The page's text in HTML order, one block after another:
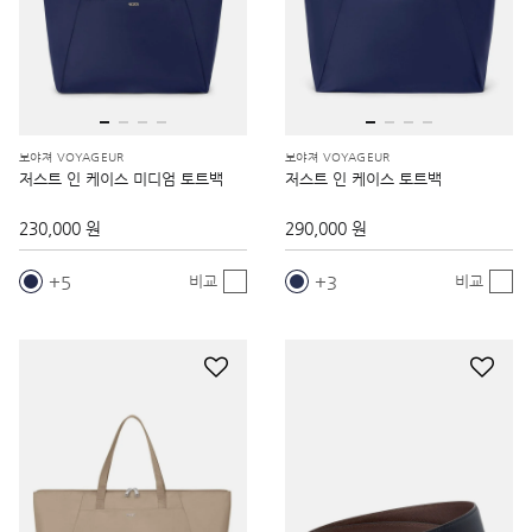
보야져 VOYAGEUR
저스트 인 케이스 미디엄 토트백
230,000 원
5 비교
보야져 VOYAGEUR
저스트 인 케이스 토트백
290,000 원
3 비교